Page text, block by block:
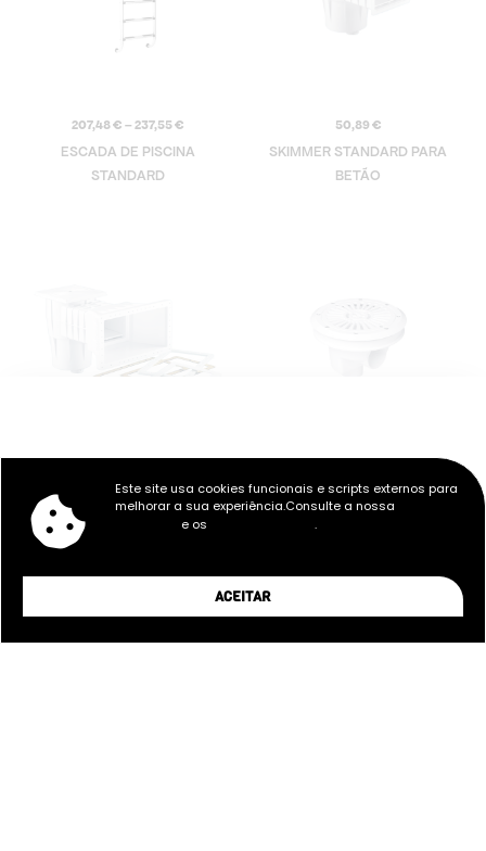
207,48€ – 237,55€
ESCADA DE PISCINA
STANDARD
50,89 €
SKIMMER STANDARD PARA
BETÃO
98,98€
SKIMMER BOCA LARGA PARA
LINER
45,57€
RALO DE FUNDO CIRCULAR
PARA LINER
Este site usa cookies funcionais e scripts externos para
melhorar a sua experiência.Consulte a nossa
e os Termos e Condições.
ACEITAR